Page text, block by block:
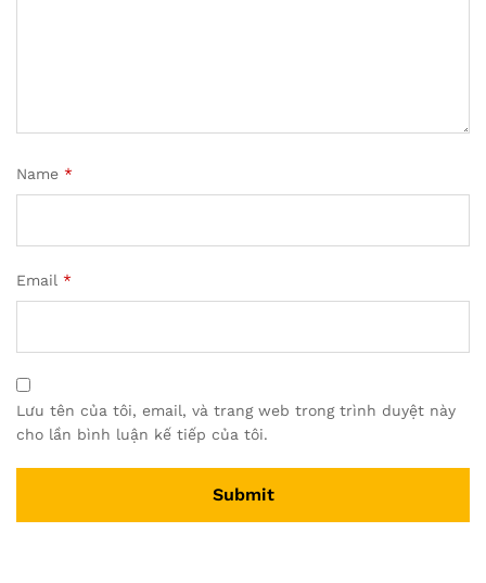
Name *
Email *
Lưu tên của tôi, email, và trang web trong trình duyệt này
cho lần bình luận kế tiếp của tôi.